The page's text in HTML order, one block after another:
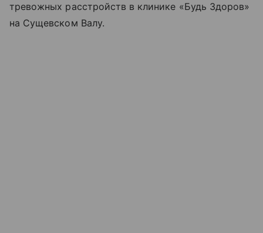
тревожных расстройств в клинике «Будь Здоров»
на Сущевском Валу.